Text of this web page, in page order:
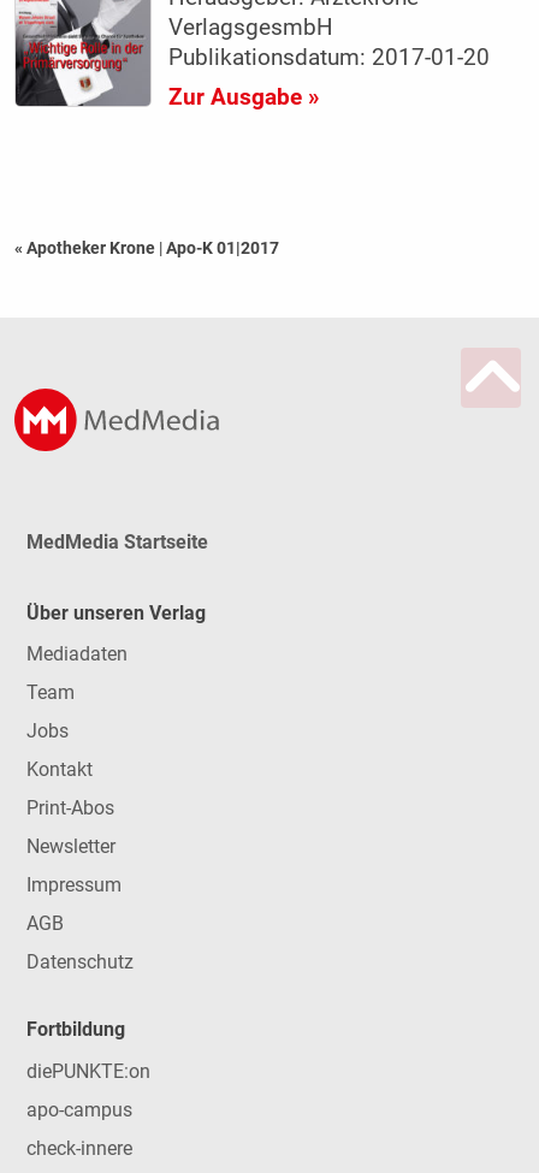
VerlagsgesmbH
Publikationsdatum: 2017-01-20
Zur Ausgabe »
« Apotheker Krone |Apo-K 01|2017
MedMedia Startseite
Über unseren Verlag
Mediadaten
Team
Jobs
Kontakt
Print-Abos
Newsletter
Impressum
AGB
Datenschutz
Fortbildung
diePUNKTE:on
apo-campus
check-innere